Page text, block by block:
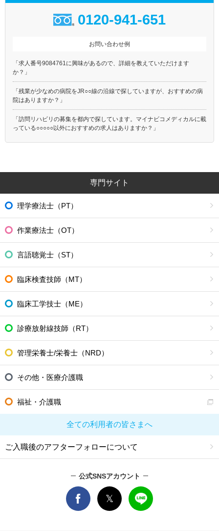
0120-941-651
お問い合わせ例
「求人番号9084761に興味があるので、詳細を教えていただけます
か？」
「残業が少なめの病院をJR○○線の沿線で探していますが、おすすめの病
院はありますか？」
「訪問リハビリの募集を都内で探しています。マイナビコメディカルに載
っている○○○○○以外におすすめの求人はありますか？」
専門サイト
理学療法士（PT）
作業療法士（OT）
言語聴覚士（ST）
臨床検査技師（MT）
臨床工学技士（ME）
診療放射線技師（RT）
管理栄養士/栄養士（NRD）
その他・医療介護職
福祉・介護職
全ての利用者の皆さまへ
ご入職後のアフターフォローについて
公式SNSアカウント